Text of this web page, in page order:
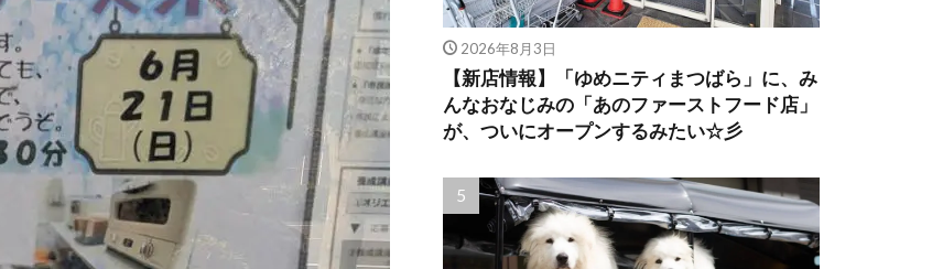
2026年8月3日
【新店情報】「ゆめニティまつばら」に、み
んなおなじみの「あのファーストフード店」
が、ついにオープンするみたい☆彡